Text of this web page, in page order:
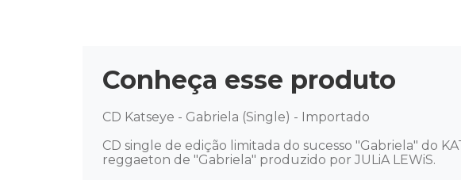
Conheça esse produto
CD Katseye - Gabriela (Single) - Importado
CD single de edição limitada do sucesso "Gabriela" do
reggaeton de "Gabriela" produzido por JULiA LEWiS.